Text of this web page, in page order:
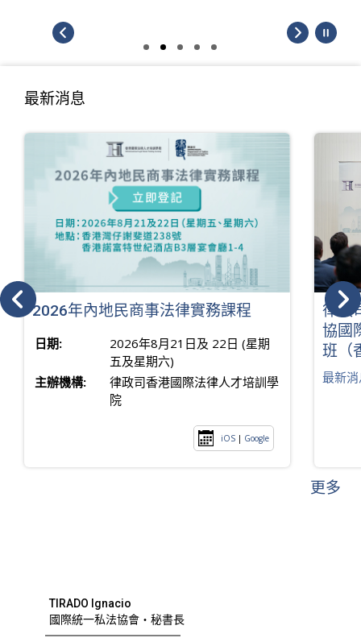
最新消息
2026年內地民商事法律實務課程
日期:
2026年8月21日及 22日 (星期
五及星期六)
主辦機構:
律政司香港國際法律人才培訓學
院
iOS | Google
律政
協國
班（
最新
更多
TIRADO Ignacio
國際統一私法協會・秘書長